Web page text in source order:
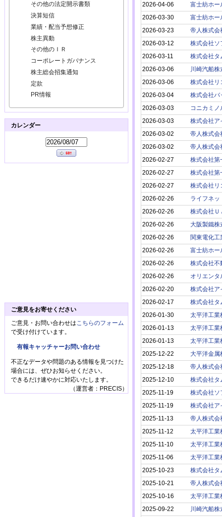
2026-04-06
富士紡ホー
2026-03-30
富士紡ホー
2026-03-23
帝人株式会
2026-03-12
株式会社ソ
2026-03-11
株式会社タ
2026-03-06
川崎汽船株
2026-03-06
株式会社リ
2026-03-04
株式会社バ
2026-03-03
コニカミ
2026-03-03
株式会社ア
2026-03-02
帝人株式会
2026-03-02
帝人株式会
2026-02-27
株式会社第
2026-02-27
株式会社第
2026-02-27
株式会社リ
2026-02-26
ライフネッ
2026-02-26
株式会社Ｕ
2026-02-26
大阪製鐵株
2026-02-26
関東電化工
2026-02-26
富士紡ホー
2026-02-26
株式会社不
2026-02-26
オリエンタ
2026-02-20
株式会社ア
2026-02-17
株式会社タ
2026-01-30
太平洋工業
2026-01-13
太平洋工業
2026-01-13
太平洋工業
2025-12-22
大平洋金属
2025-12-18
帝人株式会
2025-12-10
株式会社タ
2025-11-19
株式会社ソ
2025-11-19
株式会社ア
2025-11-13
帝人株式会
2025-11-12
太平洋工業
2025-11-10
太平洋工業
2025-11-06
太平洋工業
2025-10-23
株式会社タ
2025-10-21
帝人株式会
2025-10-16
太平洋工業
2025-09-22
川崎汽船株
その他の法定開示書類
決算短信
業績・配当予想修正
株主異動
その他のＩＲ
コーポレートガバナンス
株主総会招集通知
定款
PR情報
カレンダー
ご意見をお寄せください
ご意見・お問い合わせは こちらのフォーム
で受け付けています。
有報キャッチャーお問い合わせ
不正なデータや問題のある情報を見つけた
場合には、ぜひお知らせください。
できるだけ速やかに対応いたします。
（運営者：PRECIS）